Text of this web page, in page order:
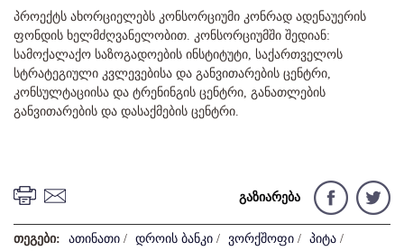
პროექტს ახორციელებს კონსორციუმი კონრად ადენაუერის
ფონდის ხელმძღვანელობით. კონსორციუმში შედიან:
სამოქალაქო საზოგადოების ინსტიტუტი, საქართველოს
სტრატეგიული კვლევებისა და განვითარების ცენტრი,
კონსულტაციისა და ტრენინგის ცენტრი, განათლების
განვითარების და დასაქმების ცენტრი.
გაზიარება
თეგები: ათინათი / დროის ბანკი / ვორქშოფი / პიტა /